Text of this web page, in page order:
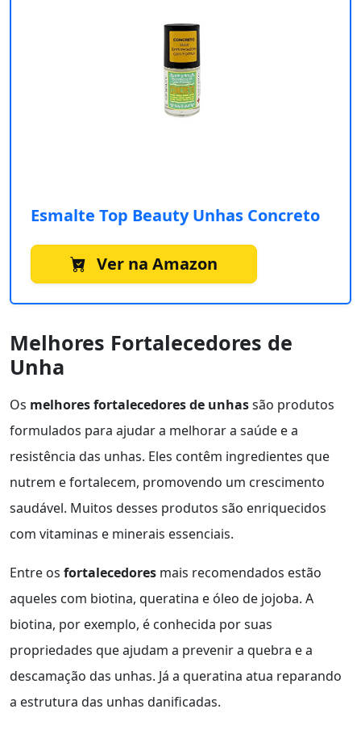
Esmalte Top Beauty Unhas Concreto
Ver na Amazon
Melhores Fortalecedores de
Unha
Os melhores fortalecedores de unhassão produtos
formulados para ajudar a melhorar a saúde e a
resistência das unhas. Eles contêm ingredientes que
nutrem e fortalecem, promovendo um crescimento
saudável. Muitos desses produtos são enriquecidos
com vitaminas e minerais essenciais.
Entre os fortalecedores mais recomendados estão
aqueles com biotina, queratina e óleo de jojoba. A
biotina, por exemplo, é conhecida por suas
propriedades que ajudam a prevenir a quebra e a
descamação das unhas. Já a queratina atua reparando
a estrutura das unhas danificadas.